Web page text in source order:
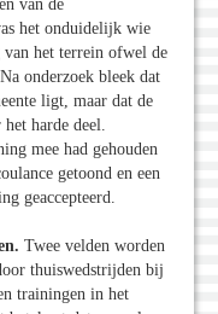
van de
het onduidelijk wie
het terrein ofwel de
onderzoek bleek dat
ligt, maar dat de
harde deel.
mee had gehouden
getoond en een
geaccepteerd.
Twee velden worden
thuiswedstrijden bij
trainingen in het